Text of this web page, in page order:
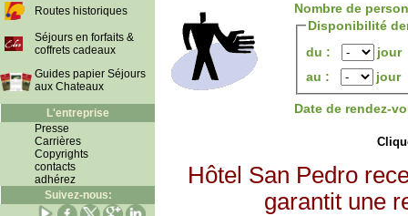
Routes historiques
Séjours en forfaits &
coffrets cadeaux
Guides papier Séjours
aux Chateaux
L'entreprise
Presse
Carrières
Copyrights
contacts
adhérez
Suivez-nous:
Nombre de
Disponibilité
du :
jour
au :
jour
Date de rendez-
Hôtel San Pedro
garantit une